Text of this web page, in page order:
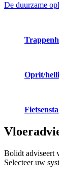
De duurzame
Oprit/
Bolidt adviseert
Selecteer uw